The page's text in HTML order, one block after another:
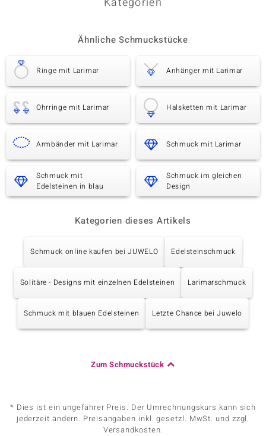
Ähnliche Schmuckstücke
Ringe mit Larimar Anhänger mit Larimar
Ohrringe mit Larimar Halsketten mit Larimar
Armbänder mit Larimar Schmuck mit Larimar
Schmuck mit
Edelsteinen in blau
Schmuck im gleichen
Design
Kategorien dieses Artikels
Schmuck online kaufen bei JUWELO Edelsteinschmuck
Solitäre - Designs mit einzelnen Edelsteinen Larimarschmuck
Schmuck mit blauen Edelsteinen Letzte Chance bei Juwelo
Zum Schmuckstück
* Dies ist ein ungefährer Preis. Der Umrechnungskurs kann sich
jederzeit ändern. Preisangaben inkl. gesetzl. MwSt. und zzgl.
Versandkosten.